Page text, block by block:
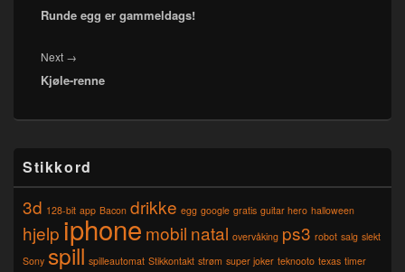
post:
Runde egg er gammeldags!
Next →
post:
Kjøle-renne
Sidebar
Widget
Area
Stikkord
3d 128-bit app Bacon drikke egg google gratis guitar hero halloween
hjelp iphone mobil natal overvåking ps3 robot salg slekt
Sony spill spilleautomat Stikkontakt strøm super joker teknooto texas timer